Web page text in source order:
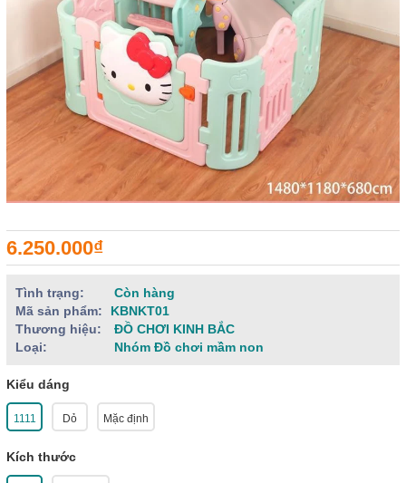
6.250.000₫
Tình trạng:
Còn hàng
Mã sản phẩm:
KBNKT01
Thương hiệu:
ĐỒ CHƠI KINH BẮC
Loại:
Nhóm Đồ chơi mầm non
Kiểu dáng
1111 Dỏ Mặc định
Kích thước